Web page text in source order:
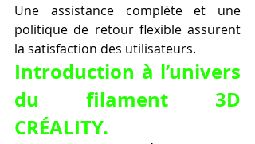
Une assistance complète et une
politique de retour flexible assurent
la satisfaction des utilisateurs.
Introduction à l’univers
du filament 3D
CRÉALITY.